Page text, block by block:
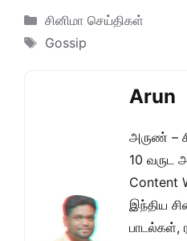
Categories
சினிமா செய்திகள்
Tags
Gossip
Arun
அருண் –
10
Content
இந்திய
பாடல்கள்,